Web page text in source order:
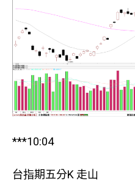
***10:04
台指期五分K 走山